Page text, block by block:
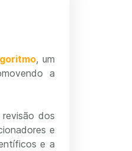
, um
a
dos
e
e a